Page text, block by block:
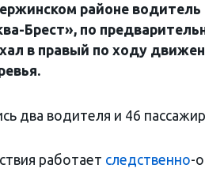
районе водитель
Брест», по
в правый по ходу
два водителя и 46
работает следственно-